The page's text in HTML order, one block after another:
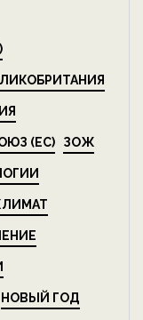
(ЕС) ЗОЖ
НОВЫЙ ГОД